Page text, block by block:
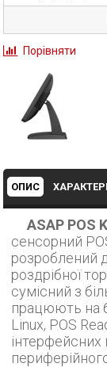
Порівняти
ОПИС
ASAP POS
сенсорний
розроблений
роздрібної
сумісний з
працюють на
Linux, POS
інтерфейсних